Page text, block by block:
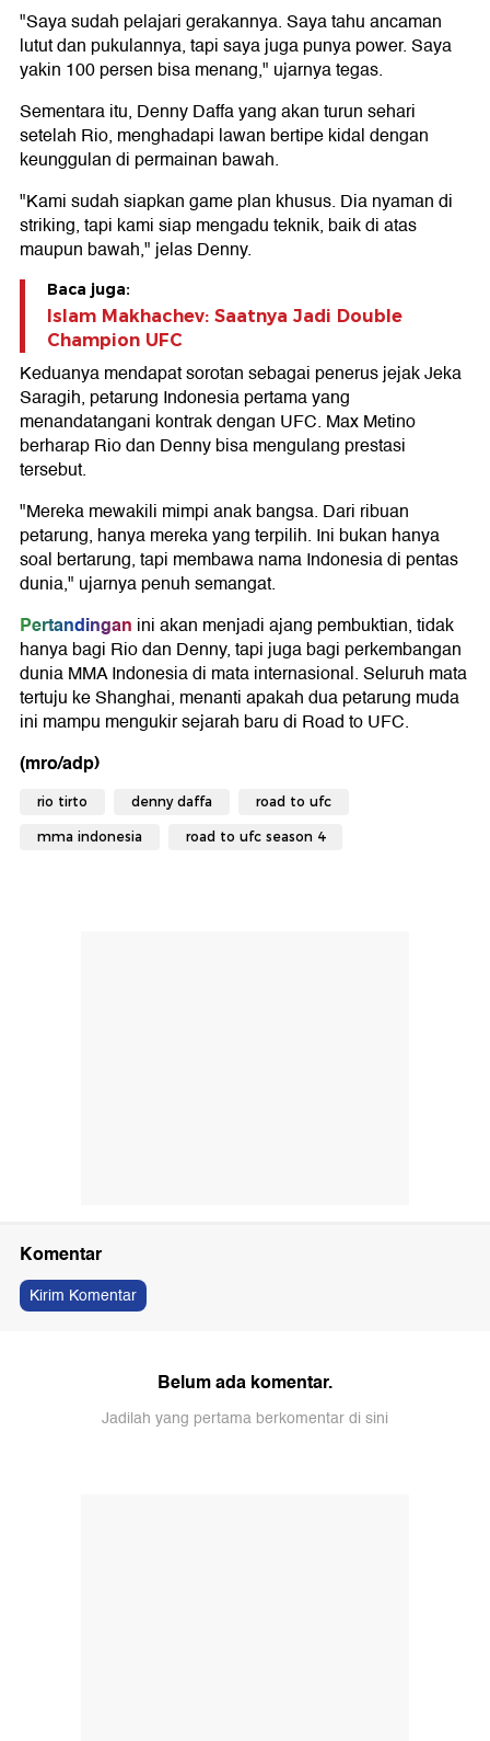
"Saya sudah pelajari gerakannya. Saya tahu ancaman
lutut dan pukulannya, tapi saya juga punya power. Saya
yakin 100 persen bisa menang," ujarnya tegas.
Sementara itu, Denny Daffa yang akan turun sehari
setelah Rio, menghadapi lawan bertipe kidal dengan
keunggulan di permainan bawah.
"Kami sudah siapkan game plan khusus. Dia nyaman di
striking, tapi kami siap mengadu teknik, baik di atas
maupun bawah," jelas Denny.
Baca juga:
Islam Makhachev: Saatnya Jadi Double
Champion UFC
Keduanya mendapat sorotan sebagai penerus jejak Jeka
Saragih, petarung Indonesia pertama yang
menandatangani kontrak dengan UFC. Max Metino
berharap Rio dan Denny bisa mengulang prestasi
tersebut.
"Mereka mewakili mimpi anak bangsa. Dari ribuan
petarung, hanya mereka yang terpilih. Ini bukan hanya
soal bertarung, tapi membawa nama Indonesia di pentas
dunia," ujarnya penuh semangat.
Pertandingan ini akan menjadi ajang pembuktian, tidak
hanya bagi Rio dan Denny, tapi juga bagi perkembangan
dunia MMA Indonesia di mata internasional. Seluruh mata
tertuju ke Shanghai, menanti apakah dua petarung muda
ini mampu mengukir sejarah baru di Road to UFC.
(mro/adp)
rio tirto denny daffa road to ufc
mma indonesia road to ufc season 4
Komentar
Kirim Komentar
Belum ada komentar.
Jadilah yang pertama berkomentar di sini